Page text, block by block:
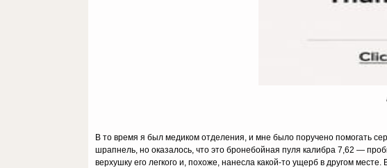
В то время я был медиком отделения, и мне было поручено помогать
шрапнель, но оказалось, что это бронебойная пуля калибра 7,62 —
верхушку его легкого и, похоже, нанесла какой-то ущерб в другом